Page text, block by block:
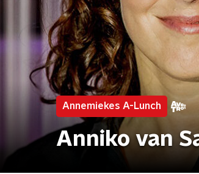
Annemiekes A-Lunch
Anniko van